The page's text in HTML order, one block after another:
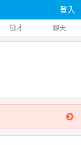
登入
徵才 聊天